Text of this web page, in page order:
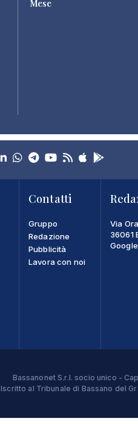
Mese
Contatti
Gruppo
Redazione
Pubblicità
Lavora con noi
Via
36061
Bassanonet S.r.l. socio unico -
Iscritto al Tribunale di Bassano del